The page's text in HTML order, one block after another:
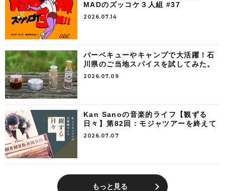
MADのズッコケ３人組 #37
2026.07.14
バーベキューやキャンプで大活躍！石
川県のご当地スパイスを試してみた。
2026.07.09
Kan Sanoの音楽的ライフ【観ずる
日々】第82回：モジャツアーを終えて
2026.07.07
もっと見る